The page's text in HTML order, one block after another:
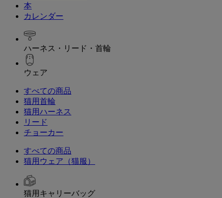
本
カレンダー
ハーネス・リード・首輪
ウェア
すべての商品
猫用首輪
猫用ハーネス
リード
チョーカー
すべての商品
猫用ウェア（猫服）
猫用キャリーバッグ